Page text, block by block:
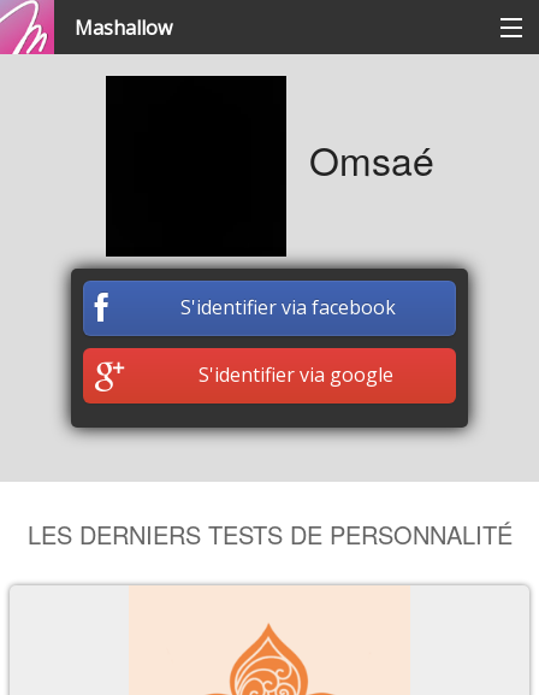
Mashallow
Se connecter / s'inscrire
Créer un quizz
Omsaé
S'identifier via facebook
S'identifier via google
LES DERNIERS TESTS DE PERSONNALITÉ